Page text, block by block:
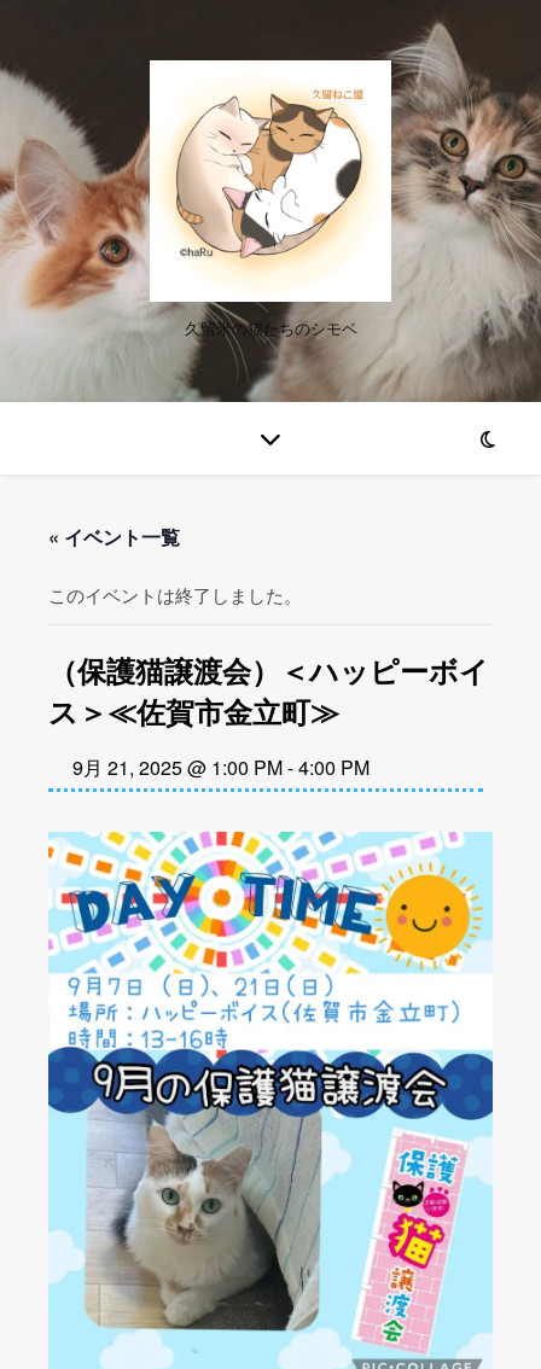
久留米の猫たちのシモベ
« イベント一覧
このイベントは終了しました。
（保護猫譲渡会）＜ハッピーボイ
ス＞≪佐賀市金立町≫
9月 21, 2025 @ 1:00 PM-4:00 PM